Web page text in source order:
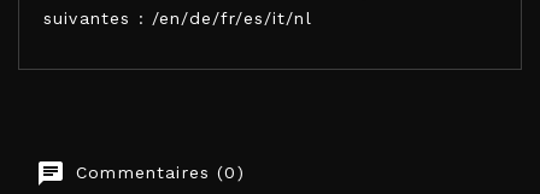
suivantes : /en/de/fr/es/it/nl
Commentaires (0)